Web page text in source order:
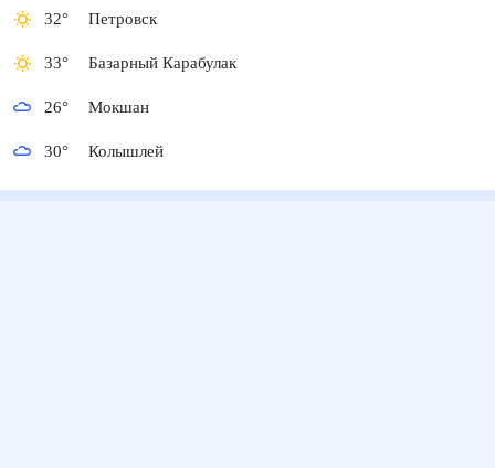
32° Петровск
33° Базарный Карабулак
26° Мокшан
30° Колышлей